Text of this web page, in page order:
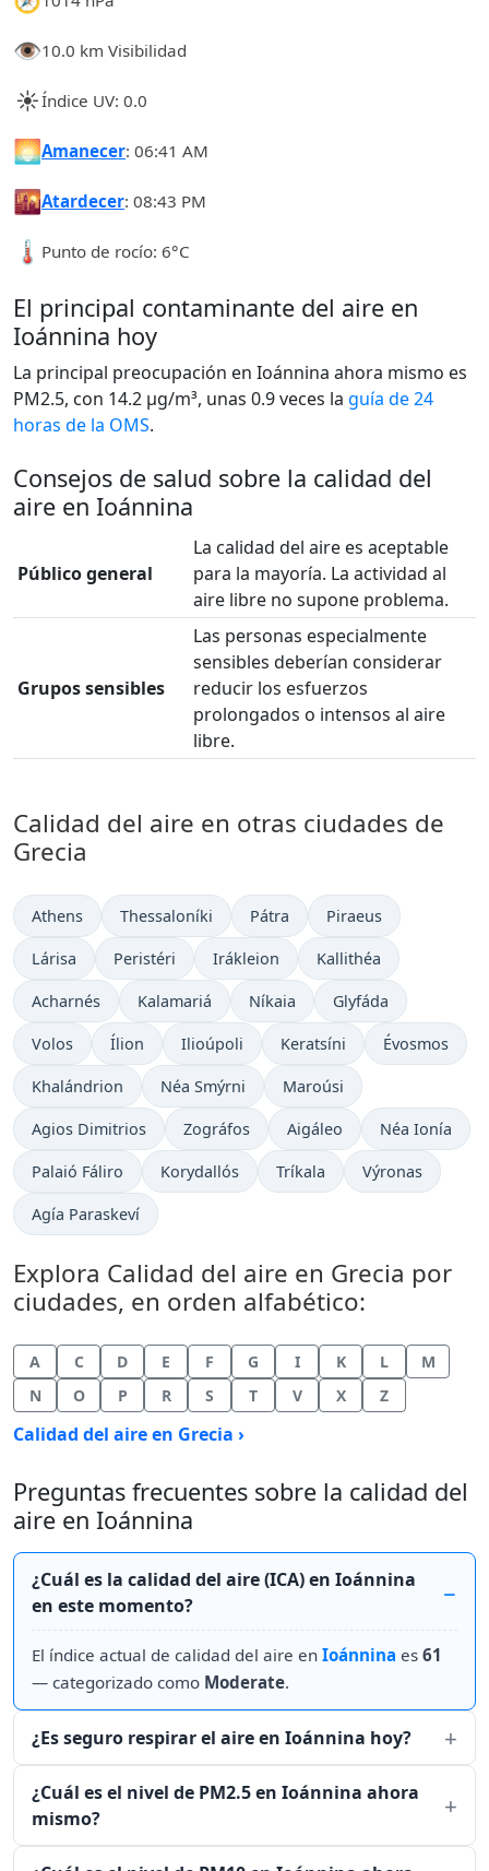
👁️10.0 km Visibilidad
☀️Índice UV: 0.0
🌅Amanecer: 06:41 AM
🌇Atardecer: 08:43 PM
🌡️ Punto de rocío: 6°C
El principal contaminante del aire en
Ioánnina hoy
La principal preocupación en Ioánnina ahora mismo es
PM2.5, con 14.2 µg/m³, unas 0.9 veces la guía de 24
horas de la OMS.
Consejos de salud sobre la calidad del
aire en Ioánnina
Público general
La calidad del aire es aceptable
para la mayoría. La actividad al
aire libre no supone problema.
Grupos sensibles
Las personas especialmente
sensibles deberían considerar
reducir los esfuerzos
prolongados o intensos al aire
libre.
Calidad del aire en otras ciudades de
Grecia
Athens Thessaloníki Pátra Piraeus
Lárisa Peristéri Irákleion Kallithéa
Acharnés Kalamariá Níkaia Glyfáda
Volos Ílion Ilioúpoli Keratsíni Évosmos
Khalándrion Néa Smýrni Maroúsi
Agios Dimitrios Zográfos Aigáleo Néa Ionía
Palaió Fáliro Korydallós Tríkala Výronas
Agía Paraskeví
Explora Calidad del aire en Grecia por
ciudades, en orden alfabético:
A C D E F G I K L
M
N
O P R S T V X Z
Calidad del aire en Grecia ›
Preguntas frecuentes sobre la calidad del
aire en Ioánnina
¿Cuál es la calidad del aire (ICA) en Ioánnina
en este momento?
El índice actual de calidad del aire en Ioánnina es 61
— categorizado como Moderate.
¿Es seguro respirar el aire en Ioánnina hoy?
¿Cuál es el nivel de PM2.5 en Ioánnina ahora
mismo?